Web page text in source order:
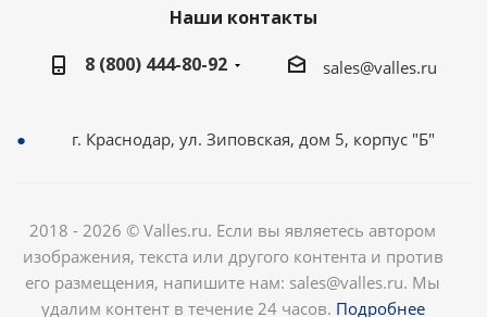
Наши контакты
8 (800) 444-80-92
sales@valles.ru
г. Краснодар, ул. Зиповская, дом 5, корпус "Б"
2018 - 2026 © Valles.ru. Если вы являетесь автором
изображения, текста или другого контента и против
его размещения, напишите нам: sales@valles.ru. Мы
удалим контент в течение 24 часов. Подробнее